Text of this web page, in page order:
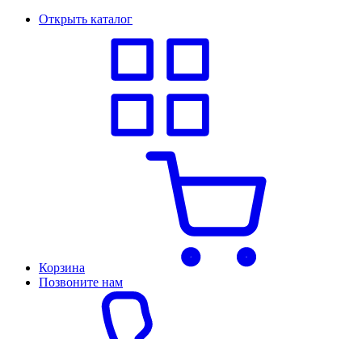
Открыть каталог
Корзина
Позвоните нам